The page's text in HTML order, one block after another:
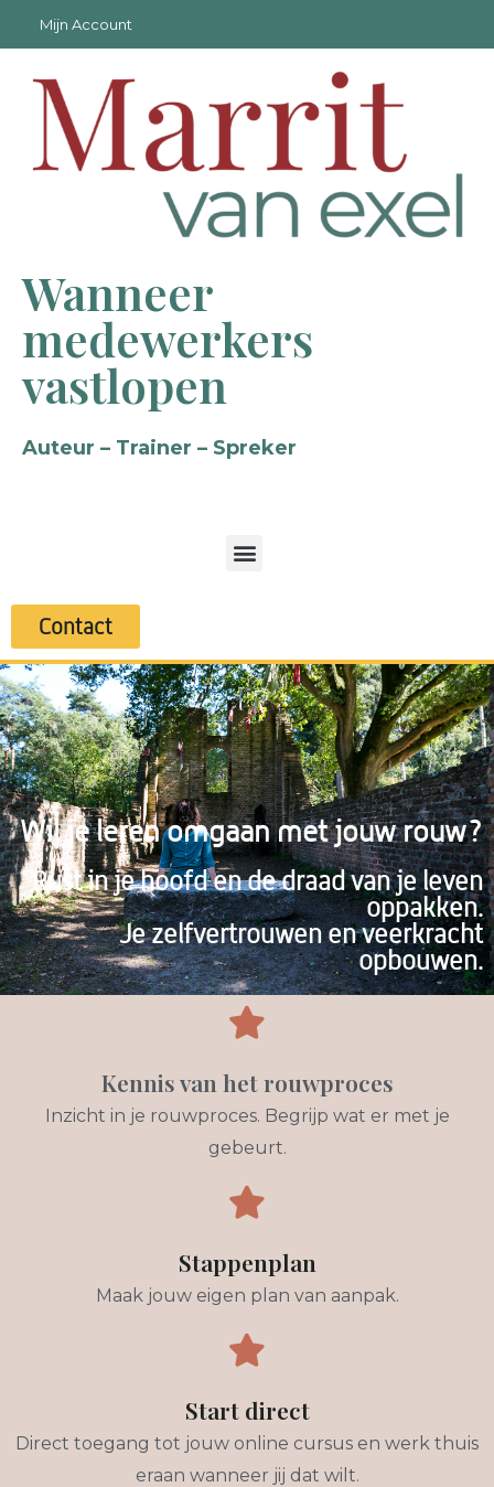
Mijn Account
Wanneer
medewerkers
vastlopen
Auteur – Trainer – Spreker
Contact
Wil je leren omgaan met jouw rouw?
Rust in je hoofd en de draad van je leven
oppakken.
Je zelfvertrouwen en veerkracht
opbouwen.
Kennis van het rouwproces
Inzicht in je rouwproces. Begrijp wat er met je
gebeurt.
Stappenplan
Maak jouw eigen plan van aanpak.
Start direct
Direct toegang tot jouw online cursus en werk thuis
eraan wanneer jij dat wilt.